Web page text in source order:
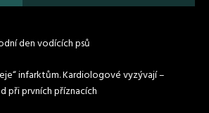
den vodících psů
infarktům. Kardiologové vyzývají –
při prvních příznacích